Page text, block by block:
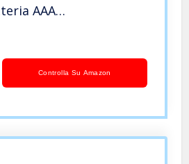
AAA
Radio
Controlla Su Amazon